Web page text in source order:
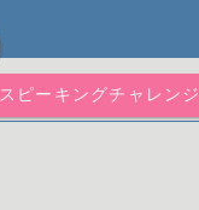
スピーキングチャレンジ